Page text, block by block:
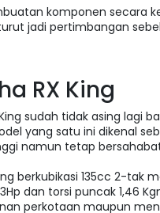
komponen secara
jadi pertimbangan
RX King
sudah tidak asing lagi
yang satu ini dikenal
namun tetap
berkubikasi 135cc 2-tak
dan torsi puncak 1,46
perkotaan maupun